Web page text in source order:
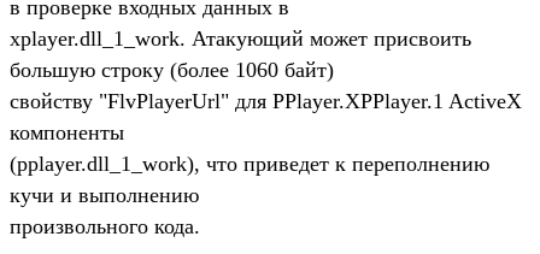
в проверке входных данных в
xplayer.dll_1_work. Атакующий может присвоить
большую строку (более 1060 байт)
свойству "FlvPlayerUrl" для PPlayer.XPPlayer.1 ActiveX
компоненты
(pplayer.dll_1_work), что приведет к переполнению
кучи и выполнению
произвольного кода.